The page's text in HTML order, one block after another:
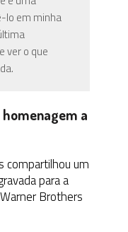
lo em minha
ver o que
a
compartilhou um
para a
Brothers